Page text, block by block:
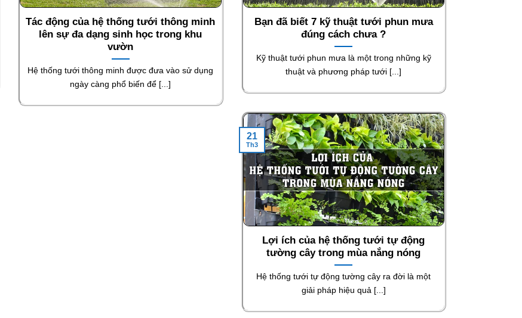
Tác động của hệ thống tưới thông minh
lên sự đa dạng sinh học trong khu
vườn
Hệ thống tưới thông minh được đưa vào sử dụng
ngày càng phổ biến để [...]
Bạn đã biết 7 kỹ thuật tưới phun mưa
đúng cách chưa ?
Kỹ thuật tưới phun mưa là một trong những kỹ
thuật và phương pháp tưới [...]
Lợi ích của hệ thống tưới tự động
tường cây trong mùa nắng nóng
Hệ thống tưới tự động tường cây ra đời là một
giải pháp hiệu quả [...]
21
Th3